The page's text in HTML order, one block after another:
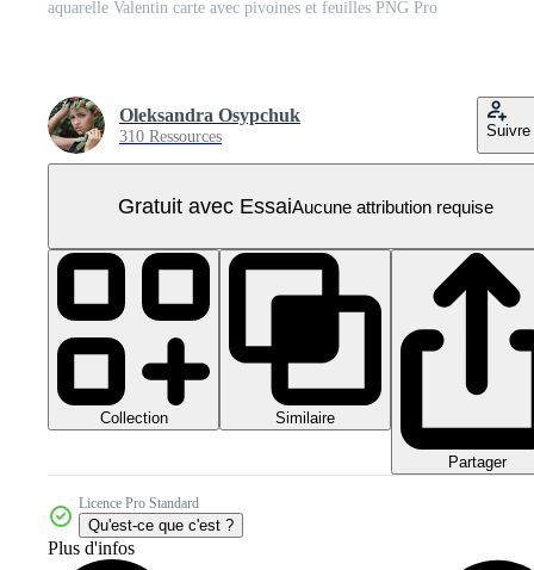
aquarelle Valentin carte avec pivoines et feuilles PNG Pro
Oleksandra Osypchuk
310 Ressources Suivre
Gratuit avec EssaiAucune attribution requise
Collection Similaire
Partager
Licence Pro Standard
Qu'est-ce que c'est ?
Plus d'infos